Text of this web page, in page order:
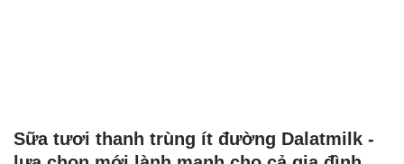
Sữa tươi thanh trùng ít đường Dalatmilk -